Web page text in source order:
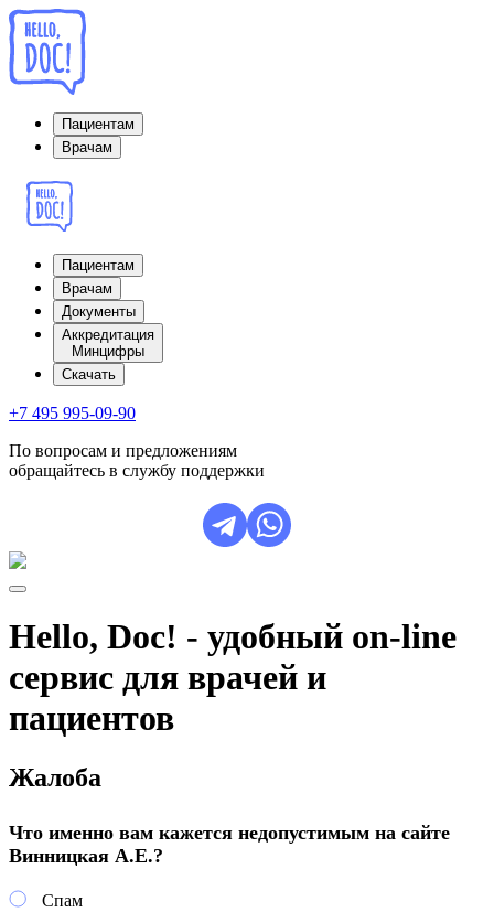
Пациентам
Врачам
Пациентам
Врачам
Документы
Аккредитация
Минцифры
Cкачать
+7 495 995-09-90
По вопросам и предложениям
обращайтесь в службу поддержки
Hello, Doc! - удобный on-line
сервис для врачей и
пациентов
Жалоба
Что именно вам кажется недопустимым на сайте
Винницкая А.Е.?
Спам